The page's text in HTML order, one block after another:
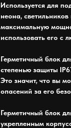
Используется для
неона,
максимальную
использовать его с
Герметичный блок
степенью защиты
Это значит, что вы
опасений за его
Герметичный блок
укрепленным